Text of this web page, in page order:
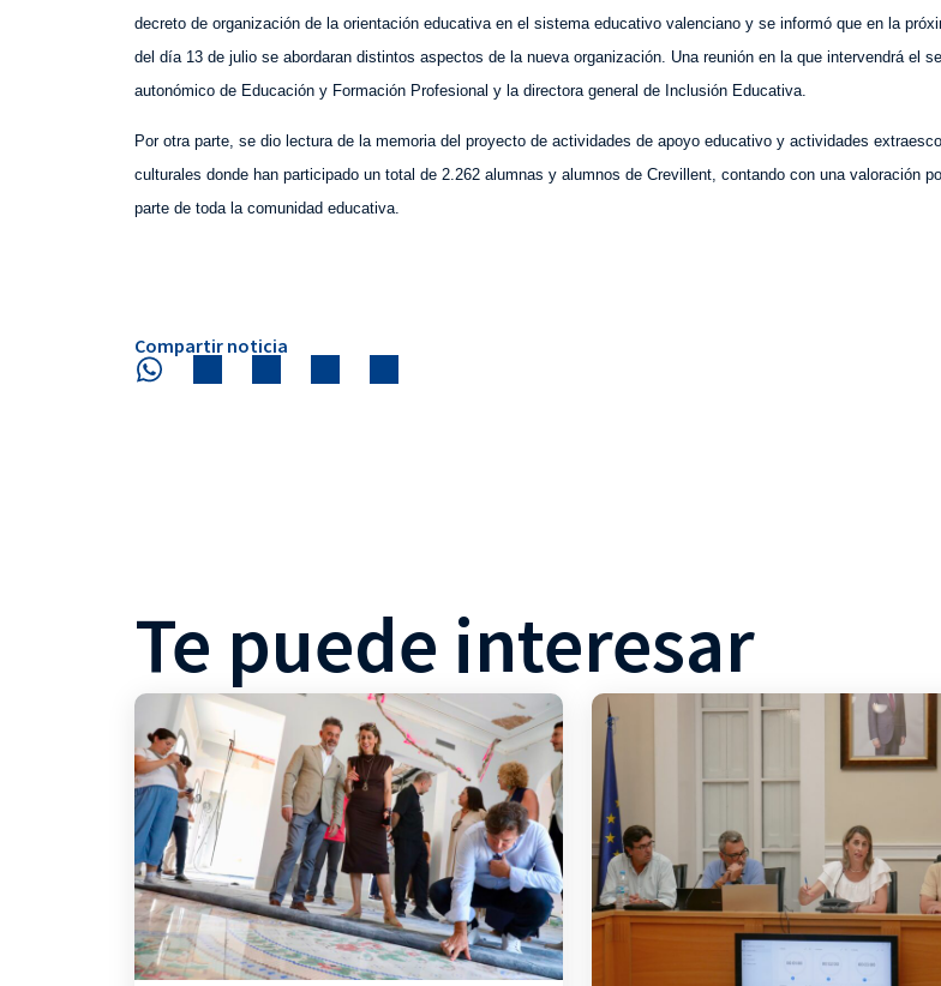
decreto de organización de la orientación educativa en el sistema educativo valenciano y se informó que en la
del día 13 de julio se abordaran distintos aspectos de la nueva organización. Una reunión en la que intervendrá el
autonómico de Educación y Formación Profesional y la directora general de Inclusión Educativa.
Por otra parte, se dio lectura de la memoria del proyecto de actividades de apoyo educativo y actividades
culturales donde han participado un total de 2.262 alumnas y alumnos de Crevillent, contando con una valoración
parte de toda la comunidad educativa.
Compartir noticia
Te puede interesar